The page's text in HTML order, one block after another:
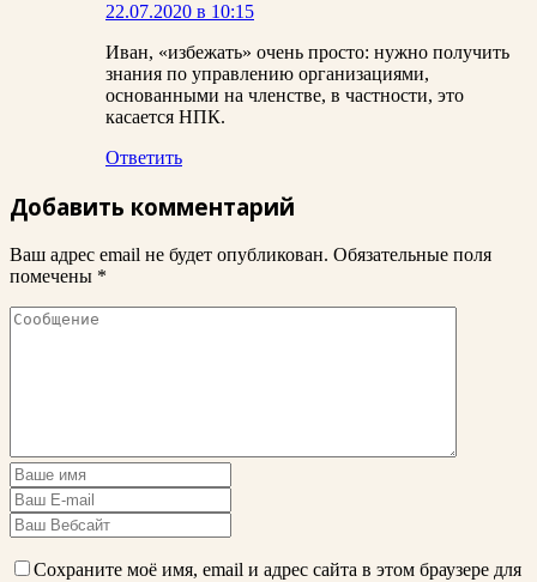
22.07.2020 в 10:15
Иван, «избежать» очень просто: нужно получить
знания по управлению организациями,
основанными на членстве, в частности, это
касается НПК.
Ответить
Добавить комментарий
Ваш адрес email не будет опубликован. Обязательные поля
помечены *
Сохраните моё имя, email и адрес сайта в этом браузере для